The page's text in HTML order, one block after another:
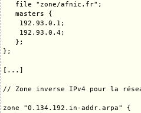
   file "zone/afnic.fr";
   masters {
    192.93.0.1;
    192.93.0.4;
   };
};
[...]
// Zone inverse IPv4 pour la
zone "0.134.192.in-addr.arpa" {